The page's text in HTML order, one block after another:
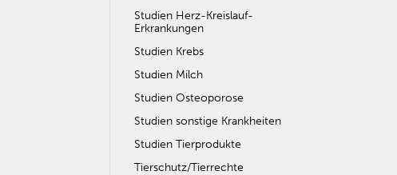
Studien Herz-Kreislauf-
Erkrankungen
Studien Krebs
Studien Milch
Studien Osteoporose
Studien sonstige Krankheiten
Studien Tierprodukte
Tierschutz/Tierrechte